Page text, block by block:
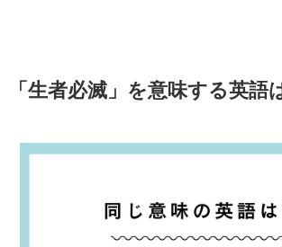
「生者必滅」を意味する英語